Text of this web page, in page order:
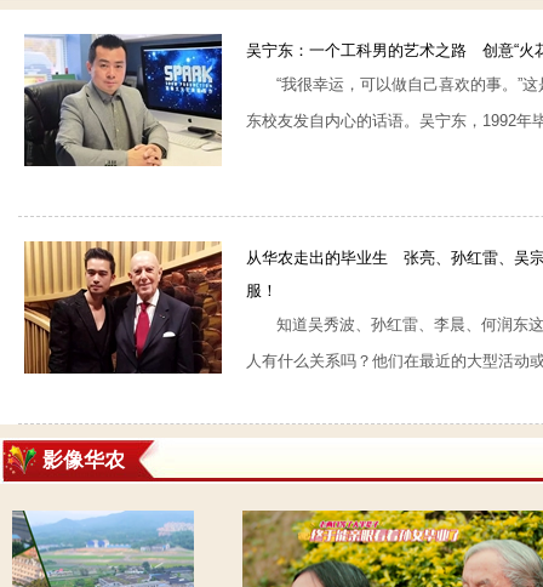
吴宁东：一个工科男的艺术之路 创意“
“我很幸运，可以做自己喜欢的事。”
东校友发自内心的话语。吴宁东，1992年
从华农走出的毕业生 张亮、孙红雷、吴
服！
知道吴秀波、孙红雷、李晨、何润东
人有什么关系吗？他们在最近的大型活动
影像华农